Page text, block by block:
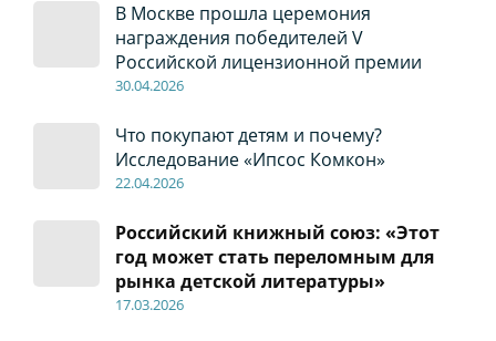
В Москве прошла церемония
награждения победителей V
Российской лицензионной премии
30.04.2026
Что покупают детям и почему?
Исследование «Ипсос Комкон»
22.04.2026
Российский книжный союз: «Этот
год может стать переломным для
рынка детской литературы»
17.03.2026